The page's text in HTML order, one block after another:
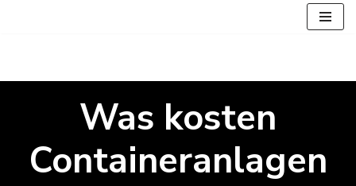
springen
Was kosten
Containeranlagen